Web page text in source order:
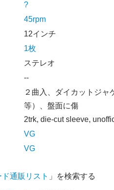
?
45rpm
12インチ
1枚
ステレオ
--
２曲入、ダイカットジャ
等）、盤面に傷
2trk, die-cut sleeve,
VG
VG
通販リスト 」を検索する